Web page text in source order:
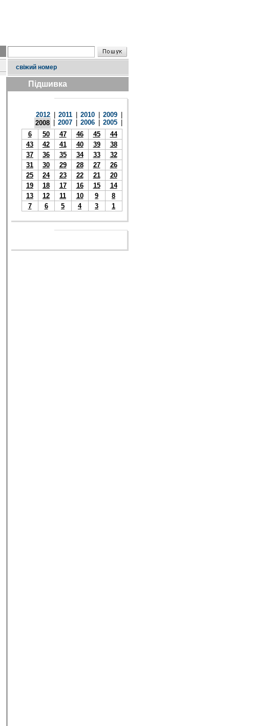
свіжий номер
Підшивка
2012 2011 2010 2009
2008
2007 2006 2005
6
50 47 46 45
44
43
42 41 40 39
38
37
36 35 34 33
32
31
30 29 28 27
26
25
24 23 22 21
20
19
18 17 16 15
14
13
12 11 10 9
8
7
6 5 4 3 1